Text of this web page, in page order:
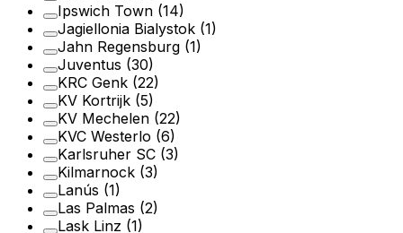
Ipswich Town (14)
Jagiellonia Bialystok (1)
Jahn Regensburg (1)
Juventus (30)
KRC Genk (22)
KV Kortrijk (5)
KV Mechelen (22)
KVC Westerlo (6)
Karlsruher SC (3)
Kilmarnock (3)
Lanús (1)
Las Palmas (2)
Lask Linz (1)